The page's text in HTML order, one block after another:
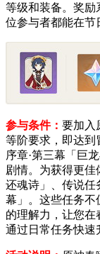
等级和装备。奖励
位参与者都能在节
参与条件： 要加入
等阶要求，即达到
序章·第三幕「巨
剧情。为获得更佳
还魂诗」、传说任
幕」。这些任务不
的理解力，让您
通过日常任务快速